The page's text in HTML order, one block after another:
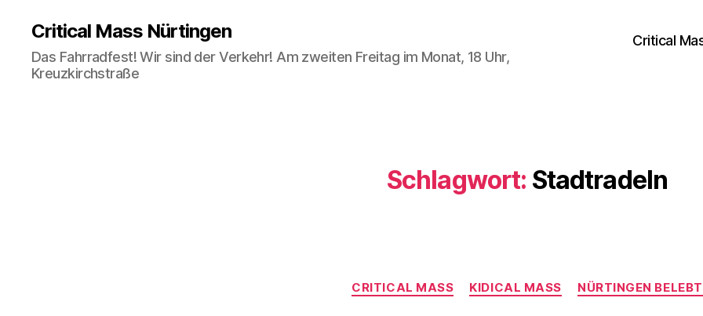
Critical Mass Nürtingen
Das Fahrradfest! Wir sind der Verkehr! Am zweiten Freitag im Monat, 18 Uhr,
Kreuzkirchstraße
Critical
Schlagwort: Stadtradeln
Kategorien
CRITICAL MASS KIDICAL MASS NÜRTINGEN BELEBT